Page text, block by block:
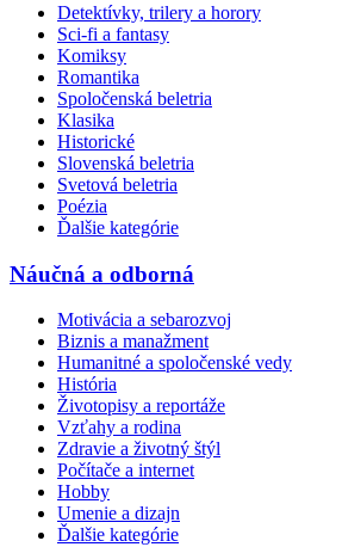
Detektívky, trilery a horory
Sci-fi a fantasy
Komiksy
Romantika
Spoločenská beletria
Klasika
Historické
Slovenská beletria
Svetová beletria
Poézia
Ďalšie kategórie
Náučná a odborná
Motivácia a sebarozvoj
Biznis a manažment
Humanitné a spoločenské vedy
História
Životopisy a reportáže
Vzťahy a rodina
Zdravie a životný štýl
Počítače a internet
Hobby
Umenie a dizajn
Ďalšie kategórie